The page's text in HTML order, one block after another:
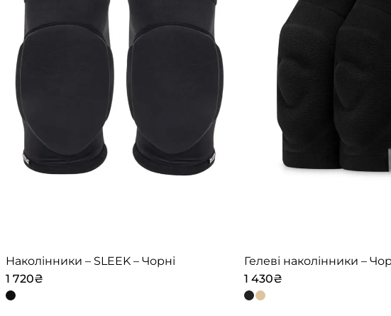
Наколінники – SLEEK – Чорні
1 720₴
Цей
Гелеві наколінники –
1 430₴
Цей